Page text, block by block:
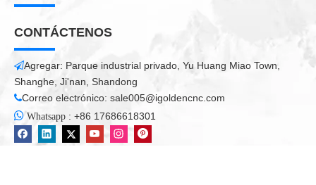
CONTÁCTENOS
Agregar: Parque industrial privado, Yu Huang Miao Town,
Shanghe, Ji'nan, Shandong
Correo electrónico: sale005@igoldencnc.com
 Whatsapp : +86 17686618301